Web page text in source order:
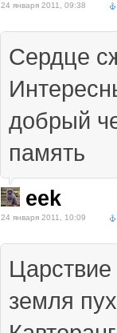
24 января 2011, 09:38
Сердце
добрый
память
eek
24 января 2011, 10:09
земля